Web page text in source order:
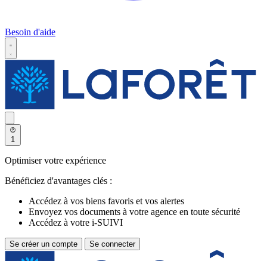
Besoin d'aide
1
Optimiser votre expérience
Bénéficiez d'avantages clés :
Accédez à vos biens favoris et vos alertes
Envoyez vos documents à votre agence en toute sécurité
Accédez à votre i-SUIVI
Se créer un compte Se connecter